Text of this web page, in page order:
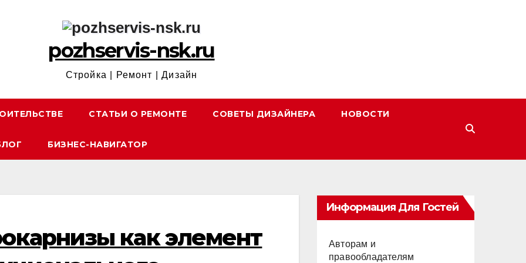
pozhservis-nsk.ru
Стройка | Ремонт | Дизайн
СТАТЬИ О РЕМОНТЕ СОВЕТЫ ДИЗАЙНЕРА НОВОСТИ
БИЗНЕС-НАВИГАТОР
как элемент
Информация Для Гостей
Авторам и
правообладателям